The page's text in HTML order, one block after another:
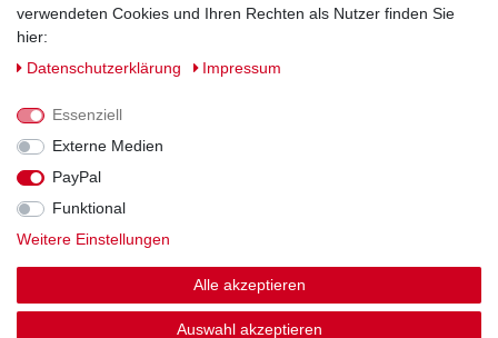
Barrierefreiheitserklärung
verwendeten Cookies und Ihren Rechten als Nutzer finden Sie
hier:
Daten­schutz­erklärung
Impressum
Essenziell
Externe Medien
PayPal
Funktional
Weitere Einstellungen
Alle akzeptieren
Auswahl akzeptieren